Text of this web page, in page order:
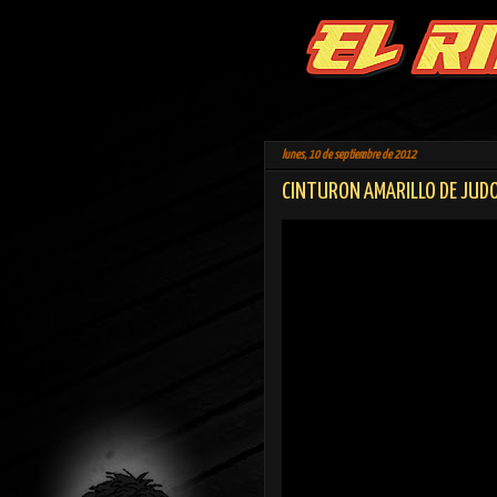
lunes, 10 de septiembre de 2012
CINTURON AMARILLO DE